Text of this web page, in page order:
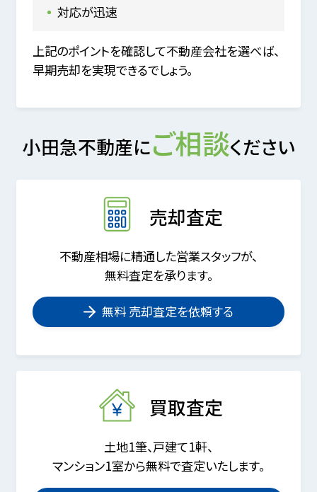
対応が迅速
上記のポイントを確認して不動産会社を選べば、
早期売却を実現できるでしょう。
小田急不動産にご相談ください
売却査定
不動産相場に精通した営業スタッフが、
無料査定を承ります。
無料 売却査定を依頼する
買取査定
土地1筆、戸建て1軒、
マンション1室から無料で査定いたします。